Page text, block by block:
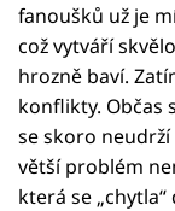
fanoušků už je
což vytváří
hrozně baví.
konflikty. Občas
se skoro
větší problém
která se